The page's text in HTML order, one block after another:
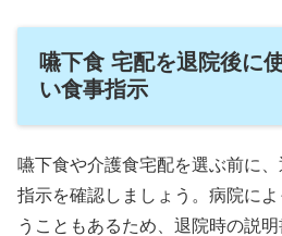
嚥下食 宅配を退院後に
い食事指示
嚥下食や介護食宅配を選ぶ前に
指示を確認しましょう。病院に
うこともあるため、退院時の説